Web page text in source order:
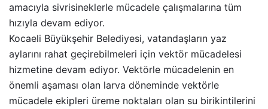
amacıyla sivrisineklerle mücadele çalışmalarına tüm
hızıyla devam ediyor.
Kocaeli Büyükşehir Belediyesi, vatandaşların yaz
aylarını rahat geçirebilmeleri için vektör mücadelesi
hizmetine devam ediyor. Vektörle mücadelenin en
önemli aşaması olan larva döneminde vektörle
mücadele ekipleri üreme noktaları olan su birikintilerini